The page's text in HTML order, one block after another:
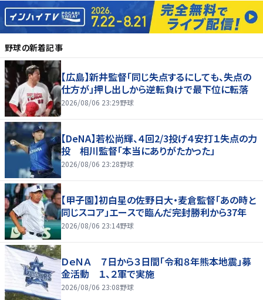
野球の新着記事
【広島】新井監督「同じ失点するにしても、失点の
仕方が」押し出しから逆転負けで最下位に転落
2026/08/06 23:29野球
【DeNA】若松尚輝、４回2/3投げ４安打１失点の力
投 相川監督「本当にありがたかった」
2026/08/06 23:28野球
【甲子園】初白星の佐野日大・麦倉監督「あの時と
同じスコア」エースで臨んだ完封勝利から37年
2026/08/06 23:14野球
ＤｅＮＡ ７日から３日間「令和８年熊本地震」募
金活動 １、２軍で実施
2026/08/06 23:08野球